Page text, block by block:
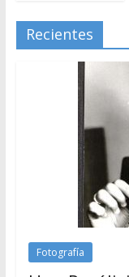
Recientes
Fotografía